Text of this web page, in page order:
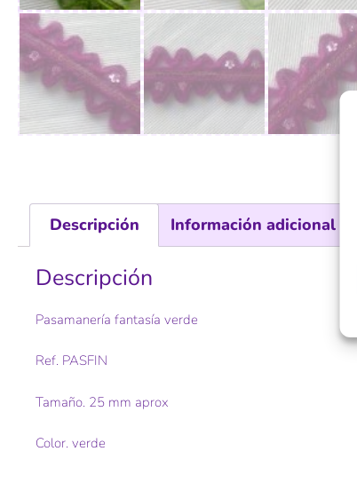
Descripción Información adicional
Descripción
Pasamanería fantasía verde
Ref. PASFIN
Tamaño. 25 mm aprox
Color. verde